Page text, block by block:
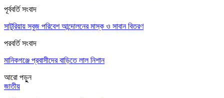
পূর্ববর্তি সংবাদ
সাটুরিয়ায় সবুজ পরিবেশ আন্দোলনের মাস্ক ও সাবান বিতরণ
পরবর্তি সংবাদ
মানিকগঞ্জে প্রবাসীদের বাড়িতে লাল নিশান
আরো পড়ুুন
জাতীয়